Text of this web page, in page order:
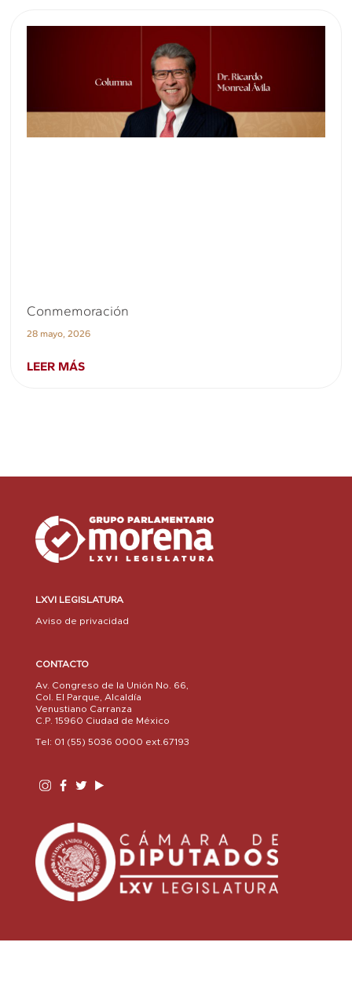
Conmemoración
28 mayo, 2026
LEER MÁS
LXVI LEGISLATURA
Aviso de privacidad
CONTACTO
Av. Congreso de la Unión No. 66,
Col. El Parque, Alcaldía
Venustiano Carranza
C.P. 15960 Ciudad de México
Tel: 01 (55) 5036 0000 ext.67193